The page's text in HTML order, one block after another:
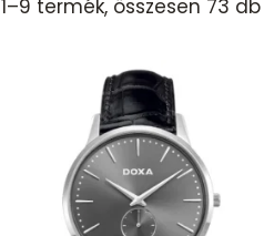
1–9 termék, összesen 73 db